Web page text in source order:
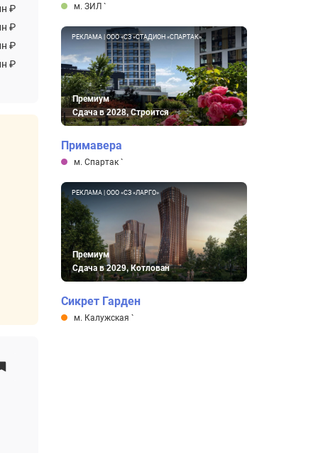
₽
₽
₽
₽
м. ЗИЛ `
РЕКЛАМА | ООО «СЗ «СТАДИОН «СПАРТАК»
Премиум
Сдача в 2028, Строится
Примавера
м. Спартак `
РЕКЛАМА | ООО «СЗ «ЛАРГО»
Премиум
Сдача в 2029, Котлован
Сикрет Гарден
м. Калужская `